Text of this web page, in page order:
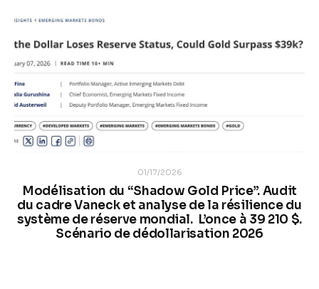
01/17/2026
Modélisation du “Shadow Gold Price”. Audit
du cadre Vaneck et analyse de la résilience du
système de réserve mondial. L’once à 39 210 $.
Scénario de dédollarisation 2026